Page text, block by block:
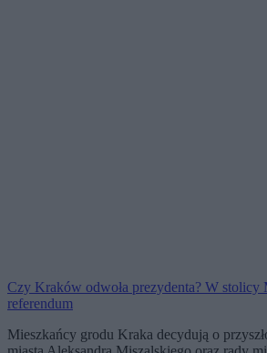
Czy Kraków odwoła prezydenta? W stolicy
referendum
Mieszkańcy grodu Kraka decydują o